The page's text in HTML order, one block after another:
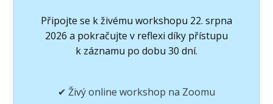
Připojte se k živému workshopu 22. srpna
2026 a pokračujte v reflexi díky přístupu
k záznamu po dobu 30 dní.
✔ Živý online workshop na Zoomu